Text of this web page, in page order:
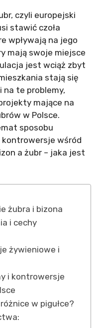
czyli europejski
stawić czoła
wpływają na jego
mają swoje miejsce
jest wciąż zbyt
stają się
na te problemy,
mające na
w Polsce.
sposobu
wśród
a żubr – jaka jest
żubra i bizona
i cechy
żywieniowe i
i kontrowersje
w pigułce?